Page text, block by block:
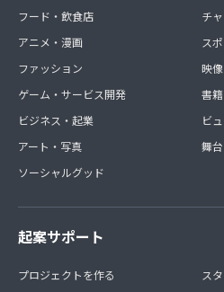
フード・飲食店
アニメ・漫画
ファッション
ゲーム・サービス開発
ビジネス・起業
アート・写真
ソーシャルグッド
チ
ス
映
書
ビ
舞
起案サポート
プロジェクトを作る
ス